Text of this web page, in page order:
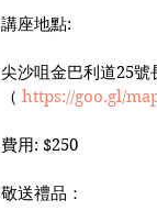
講座地點:
尖沙咀金巴利道25號
（ https://goo.gl/
費用: $250
敬送禮品：